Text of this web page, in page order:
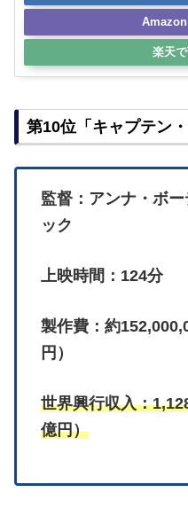
Amazon
楽天
第10位「キャプテン
監督：アンナ・ボ
ック
上映時間：124分
製作費：約
円）
世界興行収入：
億円）